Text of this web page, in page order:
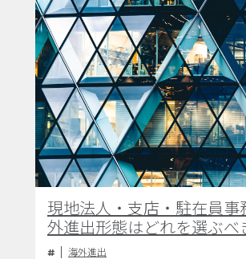
現地法人・支店・駐在員事
外進出形態はどれを選ぶべ
海外進出